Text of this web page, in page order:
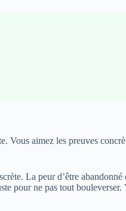
Vous aimez les preuves
La peur d’être
pour ne pas tout bouleverser.